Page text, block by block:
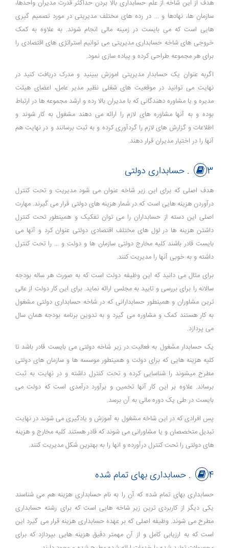
هدف از این شاخه از علم حسابداری بالا بردن حداکثر قدرت مدیران واحدها،
سازمان ها، نهادها و ... در رده های مختلف مدیریتی در مورد تصمیم گیری
هایی است که می بایست در زمینه مالی انجام شوند. به علاوه به کمک
خروجی های شاخه حسابداری مدیریتی می توانیم استراتژی های اقتصادی را
برای هر مجموعه طراحی کرده و پیاده سازی نمود.
اگربه عنوان یک حسابدار مدیریتی اموزش ببینید و مدرک دریافت کنید در
نهایت می توانید در موقعیت های شغلی نظیر مدیر عامل، اعضای هیئت
مدیره و یا مشاوره دهندگانی که با مدیران بالا رده و ارشد مجموعه ها در ارتباط
بوده و به آنها مشاوره های لازم را ارائه می دهند مشغول به کار شوند و
اطلاعات و گزارش های لازم را گردآوری کرده و به ثبت برسانند و در نهایت هم
آنها را در اختیار مدیران قرار دهند.
3. حسابداری دولتی
هدف اصلی که برای این زیر شاخه عنوان می شود مدیریت و تحت کنترل
درآوردن هزینه هایی است که در شمار هزینه های دولتی قرار می گیرند. مهارت
اصلی این دسته از حسابداران را می توان تفکیک و همینطور تحت کنترل
داشتن هزینه ها در لول های مختلف اقتصادی دولتی عنوان کرد و آنها می
بایست قادر باشند کلیه مخارج دولتی سازمان ها و دولت و ... را تحت کنترل
داشته و به خوبی آنها را مدیریت کنند.
برای مثال می دانید که این وظیفه دولت است که به صورت هر ساله بودجه
سالانه را برای بررسی و تایید به مجلس ارائه نماید. برای این کار دولت از عالی
ترین مشاوران و همینطور حسابدارانی که در شاخه حسابداری دولتی مشغول
به کار هستند کمک و مشاوره می گیرد و به تدوین برنامه بودجه همان سال
می پردازد.
یک حسابدار مشغول به فعالیت در زیر شاخه دولتی می بایست قادر باشد تا
کلیه هزینه هایی که برای دولت و همینطور موسسه ها و سازمان های دولتی
مطرح میشوند را شناسایی کرده و تحت کنترل داشته و در نهایت به ثبت
برساند. علاوه بر این کار آنها تخمین و برآورد درآمدی است که دولت می
بایست در طی یک دوره مالی به آن برسد.
پس افرادی که در این شاخه مشغول به آموزش و یادگیری می شوند در نهایت
تبدیل متخصصان و یا مشاورانی می شوند که قادر هستند کلیه مخارج و هزینه
های دولتی را تحت کنترل درآورده و انها را به بهترین شکل مدیریت کنند.
4. حسابداری بهای تمام شده
حسابداری بهای تمام شده که آن را به نام حسابداری هزینه هم می شناسند
یکی دیگر از کاربردی ترین زیر شاخه هایی است که برای رشته حسابداری
مطرح می شوند. وظیفه اصلی که بر عهده حسابداری هزینه قرار می گیرد این
است که به ارزیابی کامل و از آن مهمتر دقیق هزینه هایی بپردازد که برای